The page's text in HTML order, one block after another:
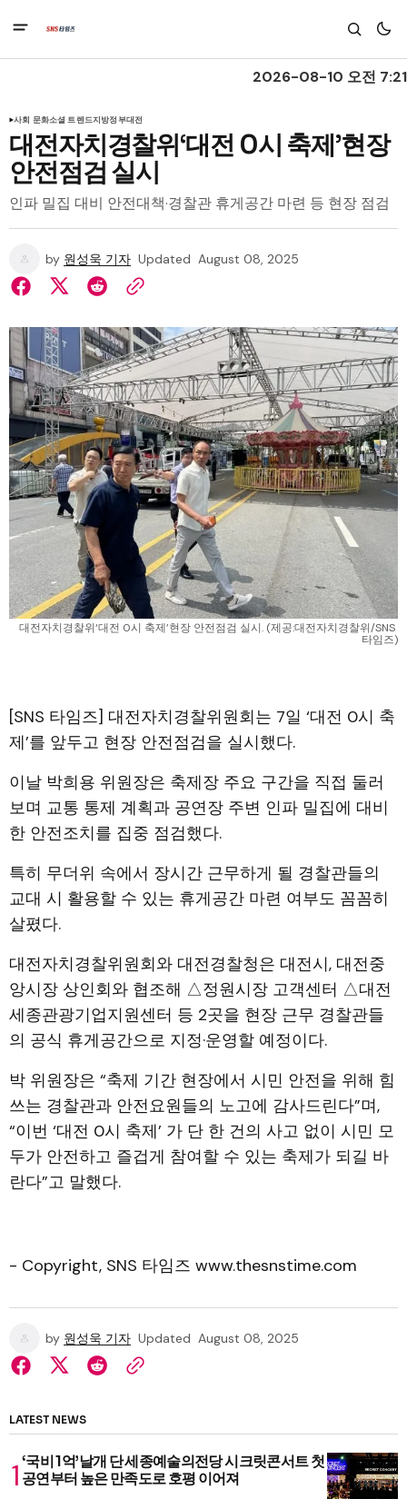
2026-08-10 오전 7:21
사회 문화소셜 트렌드지방정부대전
대전자치경찰위‘대전 0시 축제’현장
안전점검 실시
인파 밀집 대비 안전대책·경찰관 휴게공간 마련 등 현장 점검
by 원성욱 기자 Updated August 08, 2025
대전자치경찰위‘대전 0시 축제’현장 안전점검 실시. (제공:대전자치경찰위/SNS
타임즈)
[SNS 타임즈] 대전자치경찰위원회는 7일 ‘대전 0시 축
제’를 앞두고 현장 안전점검을 실시했다.
이날 박희용 위원장은 축제장 주요 구간을 직접 둘러
보며 교통 통제 계획과 공연장 주변 인파 밀집에 대비
한 안전조치를 집중 점검했다.
특히 무더위 속에서 장시간 근무하게 될 경찰관들의
교대 시 활용할 수 있는 휴게공간 마련 여부도 꼼꼼히
살폈다.
대전자치경찰위원회와 대전경찰청은 대전시, 대전중
앙시장 상인회와 협조해 △정원시장 고객센터 △대전
세종관광기업지원센터 등 2곳을 현장 근무 경찰관들
의 공식 휴게공간으로 지정·운영할 예정이다.
박 위원장은 “축제 기간 현장에서 시민 안전을 위해 힘
쓰는 경찰관과 안전요원들의 노고에 감사드린다”며,
“이번 ‘대전 0시 축제’ 가 단 한 건의 사고 없이 시민 모
두가 안전하고 즐겁게 참여할 수 있는 축제가 되길 바
란다”고 말했다.
- Copyright, SNS 타임즈 www.thesnstime.com
by 원성욱 기자 Updated August 08, 2025
LATEST NEWS
‘국비 1억’날개 단 세종예술의전당 시크릿콘서트 첫
공연부터 높은 만족도로 호평 이어져